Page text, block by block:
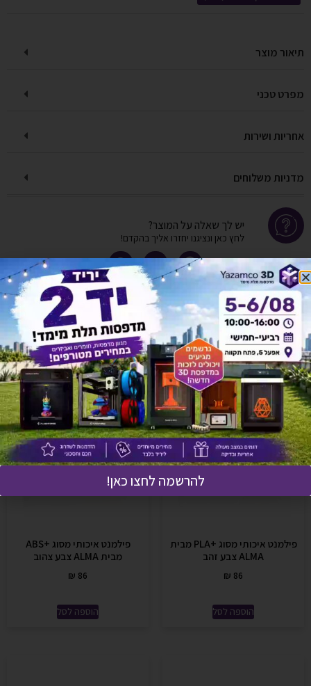
תיאור מוצר
מפרט טכני
אחריות ושירות
מדניות משלוחים
יש לך שאלה על המוצר?
לחץ כאן ונציגנו יחזרו אליך בהקדם!
אולי יעניין אותך גם
פילמנט איכותי מסוג +PLA מבית
ALMA צבע זהב
₪ 86
הוספה לסל
פילמנט איכותי מסוג +ABS
מבית ALMA צבע צהוב
₪ 86
הוספה לסל
להרשמה לחצו כאן!